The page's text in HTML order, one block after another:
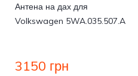
Антена на дах для
Volkswagen 5WA.035.507.A
3150 грн